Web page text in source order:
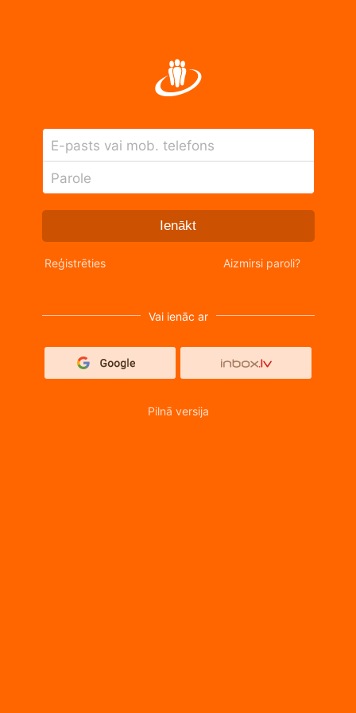
E-pasts vai mob. telefons
Parole
Ienākt
Reģistrēties Aizmirsi paroli?
Vai ienāc ar
Pilnā versija